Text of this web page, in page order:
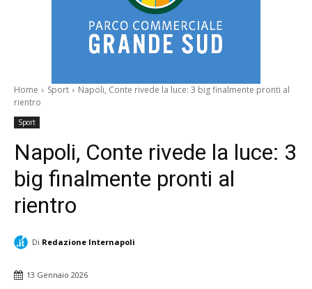
Home Sport
Napoli, Conte rivede la luce: 3 big finalmente pronti al
rientro
Sport
Napoli, Conte rivede la luce: 3
big finalmente pronti al
rientro
Di Redazione Internapoli
13 Gennaio 2026